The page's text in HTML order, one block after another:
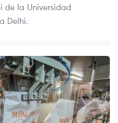
de la Universidad
Delhi.